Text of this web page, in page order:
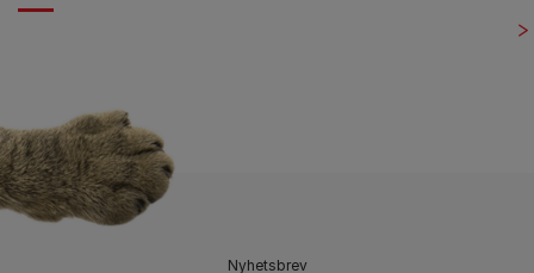
Nyhetsbrev